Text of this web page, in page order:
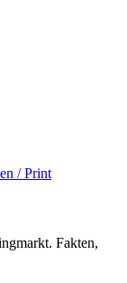
/ Print
Fakten,